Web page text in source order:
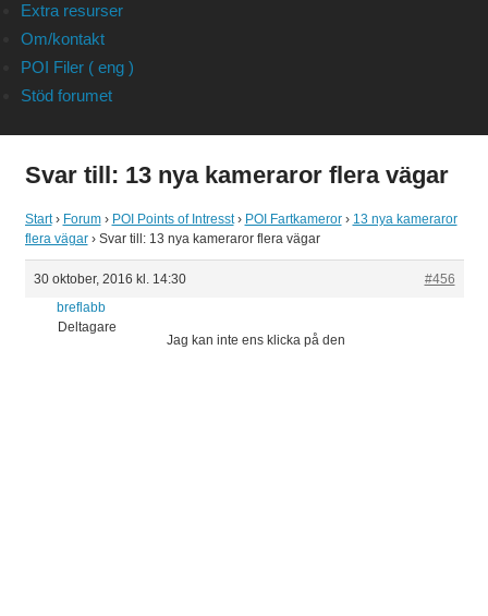
Extra resurser
Om/kontakt
POI Filer ( eng )
Stöd forumet
Svar till: 13 nya kameraror flera vägar
Start › Forum › POI Points of Intresst › POI Fartkameror › 13 nya kameraror
flera vägar › Svar till: 13 nya kameraror flera vägar
30 oktober, 2016 kl. 14:30
#456
breflabb
Deltagare
Jag kan inte ens klicka på den